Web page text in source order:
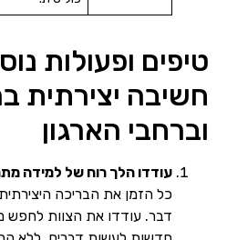
טיפים ופעולות
חשיבה יצירתית
וברחבי הארגון
עודדו הלך רוח של למידה
כל הזמן את הבריכה
דבר. עודדו את הצוות לחפש